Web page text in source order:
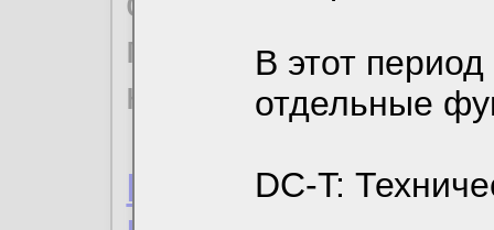
В этот
отдельные
DC-T:
пользовательским
Пользовательское